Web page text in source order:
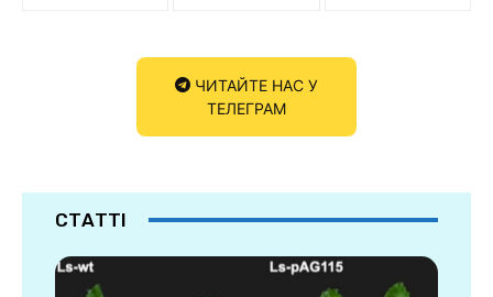
ЧИТАЙТЕ НАС У
ТЕЛЕГРАМ
СТАТТІ